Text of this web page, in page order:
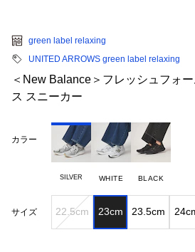
green label relaxing
UNITED ARROWS green label relaxing
＜New Balance＞フレッシュフォ
ス スニーカー
カラー
SILVER WHITE BLACK
サイズ 22.5cm 23cm 23.5cm